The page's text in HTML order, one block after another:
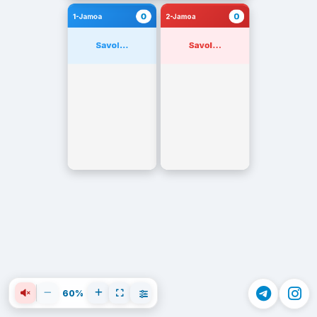
1-Jamoa 0
Savol...
2-Jamoa 0
Savol...
60%